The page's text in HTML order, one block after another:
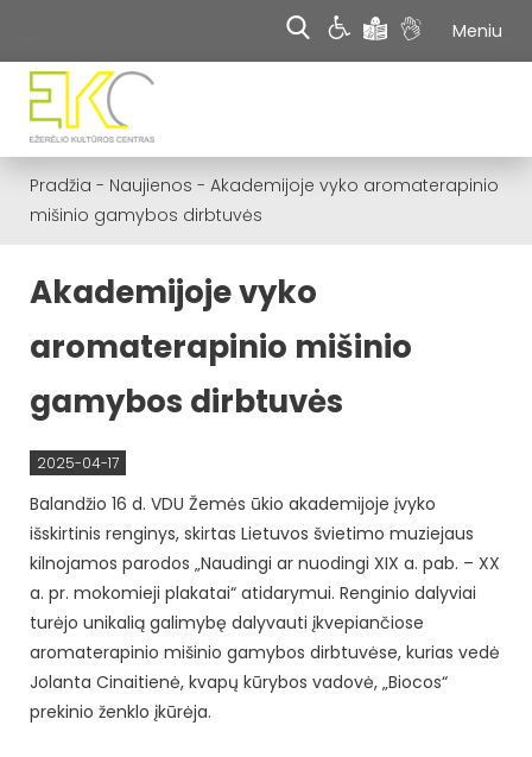
Meniu
Pradžia - Naujienos - Akademijoje vyko aromaterapinio
mišinio gamybos dirbtuvės
Akademijoje vyko
aromaterapinio mišinio
gamybos dirbtuvės
2025-04-17
Balandžio 16 d. VDU Žemės ūkio akademijoje įvyko
išskirtinis renginys, skirtas Lietuvos švietimo muziejaus
kilnojamos parodos „Naudingi ar nuodingi XIX a. pab. – XX
a. pr. mokomieji plakatai“ atidarymui. Renginio dalyviai
turėjo unikalią galimybę dalyvauti įkvepiančiose
aromaterapinio mišinio gamybos dirbtuvėse, kurias vedė
Jolanta Cinaitienė, kvapų kūrybos vadovė, „Biocos“
prekinio ženklo įkūrėja.